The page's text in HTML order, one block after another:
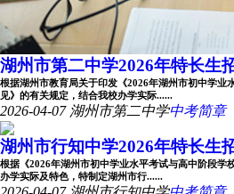
湖州市第二中学2026年特长生
根据湖州市教育局关于印发《2026年湖州市初中学业
见》的有关规定，结合我校办学实际......
2026-04-07 湖州市第二中学中考简章
湖州市行知中学2026年特长生
根据《2026年湖州市初中学业水平考试与高中阶段学
办学实际及特色，特制定湖州市行......